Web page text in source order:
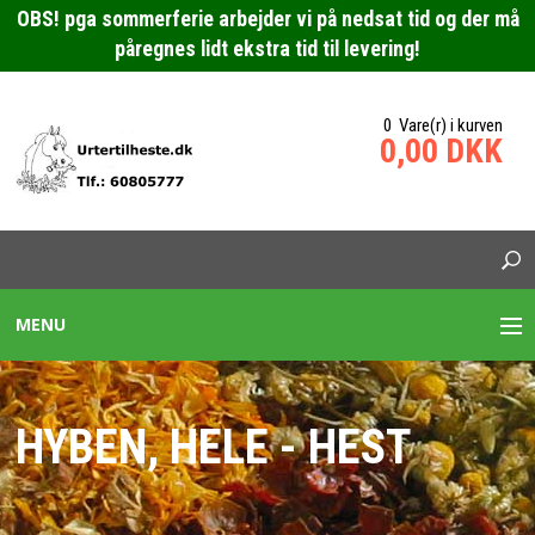
OBS! pga sommerferie arbejder vi på nedsat tid og der må
påregnes lidt ekstra tid til levering!
0 Vare(r) i kurven
0,00 DKK
MENU
URTEBLANDINGER HESTE
SPECIALBLANDING HEST
HYBEN, HELE - HEST